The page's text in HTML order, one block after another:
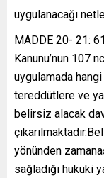
uygulanacağı
MADDE 20- 21:
Kanunu’nun 107
uygulamada
tereddütlere ve
belirsiz alacak
yönünden
sağladığı hukuki